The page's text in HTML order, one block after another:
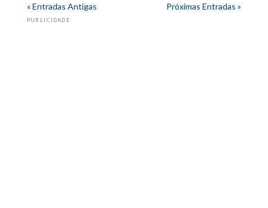
« Entradas Antigas Próximas Entradas »
PUBLICIDADE